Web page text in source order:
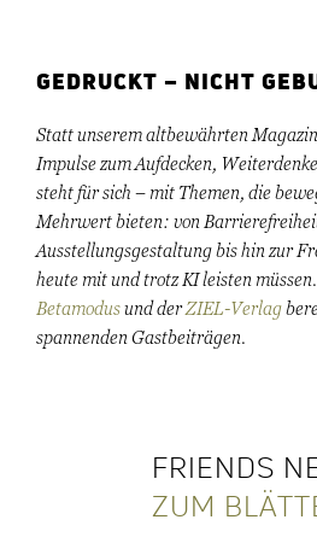
GEDRUCKT – NICHT
Statt unserem altbewährten
Impulse zum Aufdecken,
steht für sich – mit Themen, die
Mehrwert bieten: von
Ausstellungsgestaltung bis hin zur
heute mit und trotz KI leisten
Betamodusund derZIEL-Verlag
spannenden Gastbeiträgen.
FRIENDS
ZUM